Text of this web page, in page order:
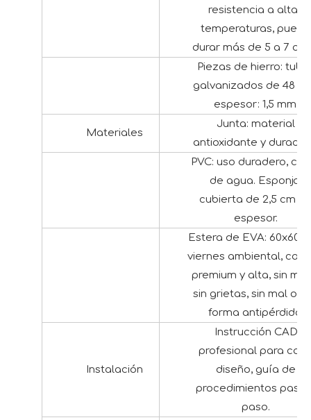
resistencia a altas
temperaturas, puede
durar más de 5 a 7
Piezas de hierro:
galvanizados de 48
espesor: 1,5 mm.
Materiales
Junta: material
antioxidante y
PVC: uso duradero,
de agua. Esponja:
cubierta de 2,5 cm
espesor.
Estera de EVA:
viernes ambiental,
premium y alta, sin
sin grietas, sin mal
forma antipérdida.
Instalación
Instrucción CAD
profesional para
diseño, guía de
procedimientos paso
paso.